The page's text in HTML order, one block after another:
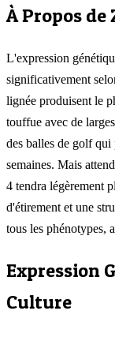
À Propos de
L'expression
significativement
lignée produisent le
touffue avec de
des balles de golf qui
semaines. Mais
4 tendra légèrement
d'étirement et une
tous les phénotypes,
Expression
Culture